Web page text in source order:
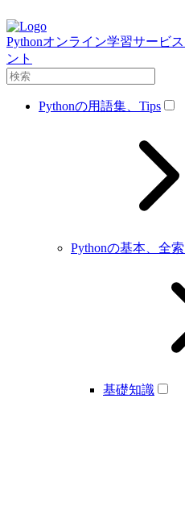
Pythonオンライン学習サービ
ント
Pythonの用語集、Tips
Pythonの基本、全索
基礎知識